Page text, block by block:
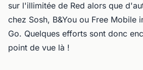
sur l'illimitée de Red alors que
chez Sosh, B&You ou Free Mobile
Go. Quelques efforts sont donc
point de vue là !